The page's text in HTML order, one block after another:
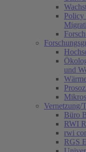
und
Vernetzung/
Büro
RWI
rwi
RGS